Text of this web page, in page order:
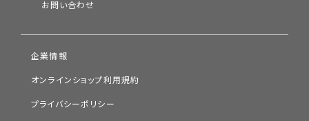
お問い合わせ
企業情報
オンラインショップ利用規約
プライバシーポリシー